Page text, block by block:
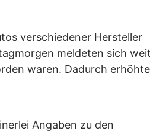
verschiedener Hersteller
meldeten sich
waren. Dadurch erhöhte
Angaben zu den